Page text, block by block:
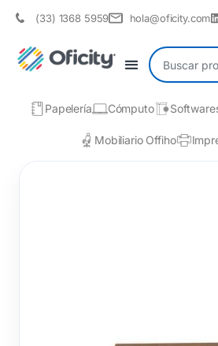
(33) 1368 5959 hola@oficity.com
Papelería Cómputo
Mobiliario Offiho